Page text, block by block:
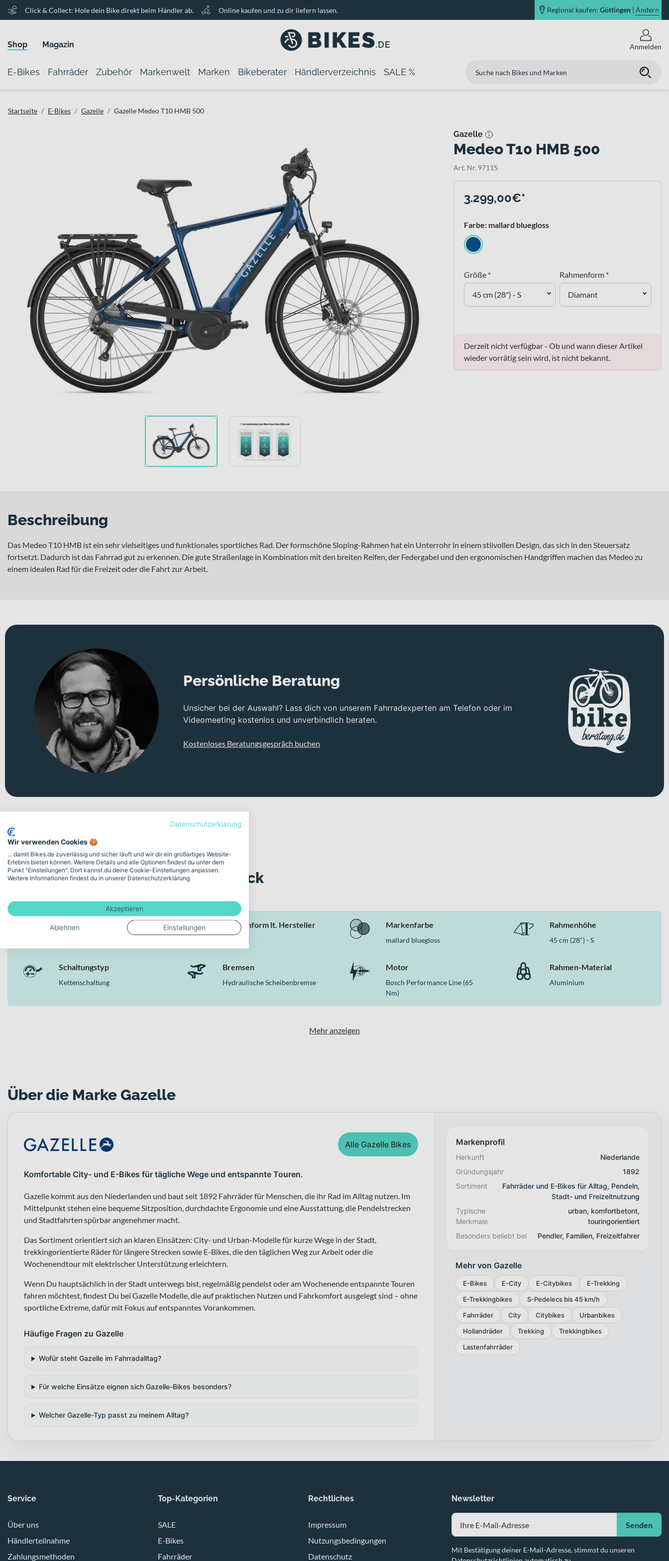
Click & Collect: Hole dein Bike direkt beim Händler ab. Online kaufen und zu dir liefern lassen. Regional kaufen: Göttingen | Ändern
Shop Magazin Anmelden
E-Bikes Fahrräder Zubehör Markenwelt Marken Bikeberater Händlerverzeichnis SALE %
Startseite E-Bikes Gazelle Gazelle Medeo T10 HMB 500
Gazelle
Medeo T10 HMB 500
Art. Nr. 97115
3.299,00€*
Farbe: mallard bluegloss
Größe *
45 cm (28") - S
Rahmenform *
Diamant
Derzeit nicht verfügbar - Ob und wann dieser Artikel
wieder vorrätig sein wird, ist nicht bekannt.
Beschreibung
Das Medeo T10 HMB ist ein sehr vielseitiges und funktionales sportliches Rad. Der formschöne Sloping-Rahmen hat ein Unterrohr in einem stilvollen Design, das sich in den Steuersatz
fortsetzt. Dadurch ist das Fahrrad gut zu erkennen. Die gute Straßenlage in Kombination mit den breiten Reifen, der Federgabel und den ergonomischen Handgriffen machen das Medeo zu
einem idealen Rad für die Freizeit oder die Fahrt zur Arbeit.
Persönliche Beratung
Unsicher bei der Auswahl? Lass dich von unserem Fahrradexperten am Telefon oder im
Videomeeting kostenlos und unverbindlich beraten.
Kostenloses Beratungsgespräch buchen
Deine Bike-Features auf einen Blick
Modellserie Bezeichnung Rahmenform lt. Hersteller
Diamant
Markenfarbe
mallard bluegloss
Rahmenhöhe
45 cm (28") - S
Schaltungstyp
Kettenschaltung
Bremsen
Hydraulische Scheibenbremse
Motor
Bosch Performance Line (65
Nm)
Rahmen-Material
Aluminium
Mehr anzeigen
Über die Marke Gazelle
Alle Gazelle Bikes
Komfortable City- und E-Bikes für tägliche Wege und entspannte Touren.
Gazelle kommt aus den Niederlanden und baut seit 1892 Fahrräder für Menschen, die ihr Rad im Alltag nutzen. Im
Mittelpunkt stehen eine bequeme Sitzposition, durchdachte Ergonomie und eine Ausstattung, die Pendelstrecken
und Stadtfahrten spürbar angenehmer macht.
Das Sortiment orientiert sich an klaren Einsätzen: City- und Urban-Modelle für kurze Wege in der Stadt,
trekkingorientierte Räder für längere Strecken sowie E-Bikes, die den täglichen Weg zur Arbeit oder die
Wochenendtour mit elektrischer Unterstützung erleichtern.
Wenn Du hauptsächlich in der Stadt unterwegs bist, regelmäßig pendelst oder am Wochenende entspannte Touren
fahren möchtest, findest Du bei Gazelle Modelle, die auf praktischen Nutzen und Fahrkomfort ausgelegt sind – ohne
sportliche Extreme, dafür mit Fokus auf entspanntes Vorankommen.
Häufige Fragen zu Gazelle
Wofür steht Gazelle im Fahrradalltag?
Für welche Einsätze eignen sich Gazelle-Bikes besonders?
Welcher Gazelle-Typ passt zu meinem Alltag?
Markenprofil
Herkunft
Niederlande
Gründungsjahr
1892
Sortiment
Fahrräder und E-Bikes für Alltag, Pendeln,
Stadt- und Freizeitnutzung
Typische
Merkmale
urban, komfortbetont,
touringorientiert
Besonders beliebt bei
Pendler, Familien, Freizeitfahrer
Mehr von Gazelle
E-Bikes E-City E-Citybikes
E-Trekking
E-Trekkingbikes
S-Pedelecs bis 45 km/h
Fahrräder
City Citybikes
Urbanbikes
Hollandräder
Trekking
Trekkingbikes
Lastenfahrräder
Service
Über uns
Händlerteilnahme
Zahlungsmethoden
Top-Kategorien
SALE
E-Bikes
Fahrräder
Rechtliches
Impressum
Nutzungsbedingungen
Datenschutz
Newsletter
Senden
Mit Bestätigung deiner E-Mail-Adresse, stimmst du unseren
Datenschutzerklärung
Wir verwenden Cookies 🍪
... damit Bikes.de zuverlässig und sicher läuft und wir dir ein großartiges Website-
Erlebnis bieten können. Weitere Details und alle Optionen findest du unter dem
Punkt "Einstellungen". Dort kannst du deine Cookie-Einstellungen anpassen.
Weitere Informationen findest du in unserer Datenschutzerklärung.
Akzeptieren
Ablehnen Einstellungen